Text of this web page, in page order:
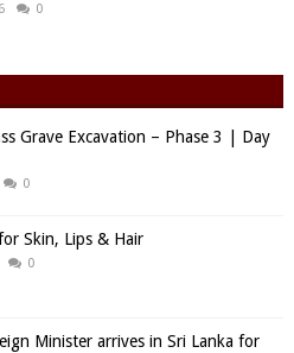
0
Grave Excavation – Phase 3 | Day
0
Skin, Lips & Hair
0
Minister arrives in Sri Lanka for